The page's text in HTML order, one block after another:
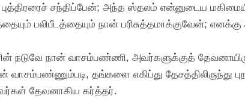
சந்திப்பேன்; அந்த ஸ்தலம் என்னுடைய
பலிபீடத்தையும் நான் பரிசுத்தமாக்குவேன்;
நடுவே நான் வாசம்பண்ணி, அவர்களுக்குத்
வாசம்பண்ணும்படி, தங்களை எகிப்து
தேவனாகிய கர்த்தர்.